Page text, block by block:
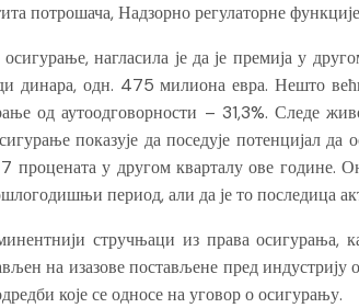
потрошача, Надзорно регулаторне
нагласила је да је премија у
динара, одн. 475 милиона евра. Нешто
од аутоодговорности – 31,3%. Следе
показује да поседује потенцијал
у другом кварталу ове године.
период, али да је то последица
стручњаци из права осигурања,
на изазове постављене пред
које се односе на уговор о осигурању.